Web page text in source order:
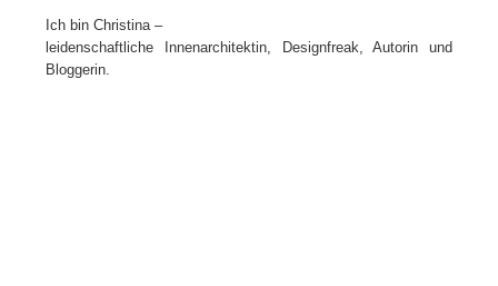
Ich bin Christina –
leidenschaftliche Innenarchitektin, Designfreak, Autorin und
Bloggerin.